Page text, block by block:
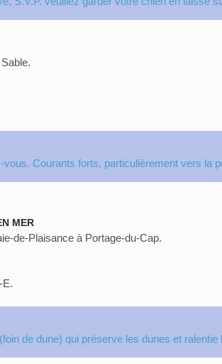
Courants forts, particulièrement vers la
MER
de-Plaisance à Portage-du-Cap.
E.
de dune) qui préserve les dunes et ralentie